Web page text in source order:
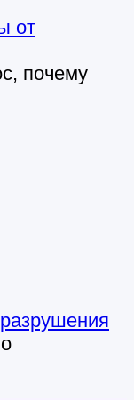
от
почему